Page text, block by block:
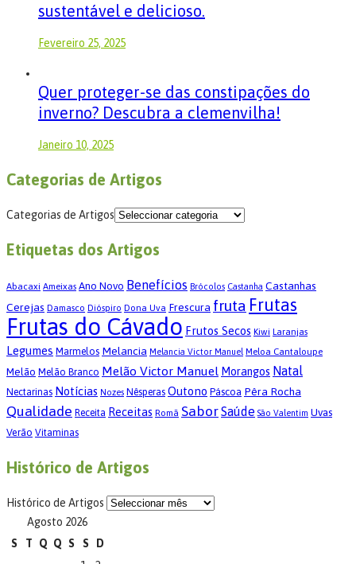
sustentável e delicioso.
Fevereiro 25, 2025
Quer proteger-se das constipações do
inverno? Descubra a clemenvilha!
Janeiro 10, 2025
Categorias de Artigos
Categorias de Artigos
Etiquetas dos Artigos
Abacaxi Ameixas Ano Novo Benefícios Brócolos Castanha Castanhas
Cerejas Damasco Dióspiro Dona Uva Frescura fruta Frutas
Frutas do Cávado Frutos Secos Kiwi Laranjas
Legumes Marmelos Melancia Melancia Victor Manuel Meloa Cantaloupe
Melão Melão Branco Melão Victor Manuel Morangos Natal
Nectarinas Notícias Nozes Nêsperas Outono Páscoa Pêra Rocha
Qualidade Receita Receitas Romã SaborSaúde São Valentim Uvas
Verão Vitaminas
Histórico de Artigos
Histórico de Artigos
Agosto 2026
S
T Q Q S S D